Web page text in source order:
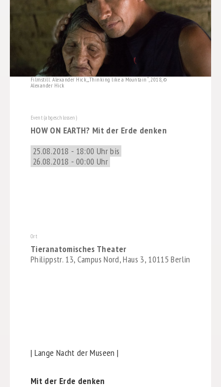
Filmstill: Alexander Hick, „Thinking like a Mountain“, 2018, ©
Alexander Hick
Event (abgeschlossen)
HOW ON EARTH? Mit der Erde denken
25.08.2018 - 18:00 Uhr bis
26.08.2018 - 00:00 Uhr
Ort
Tieranatomisches Theater
Philippstr. 13, Campus Nord, Haus 3, 10115 Berlin
| Lange Nacht der Museen |
Mit der Erde denken